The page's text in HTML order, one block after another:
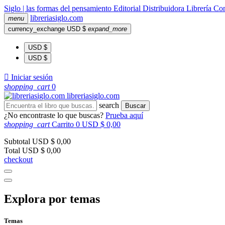
Siglo | las formas del pensamiento Editorial Distribuidora Librería
menu libreriasiglo.com
currency_exchange USD $ expand_more
USD $
USD $
 Iniciar sesión
shopping_cart 0
libreriasiglo.com
search
Buscar
¿No encontraste lo que buscas? Prueba aquí
shopping_cart Carrito 0 USD $ 0,00
Subtotal USD $ 0,00
Total USD $ 0,00
checkout
Explora por temas
Temas